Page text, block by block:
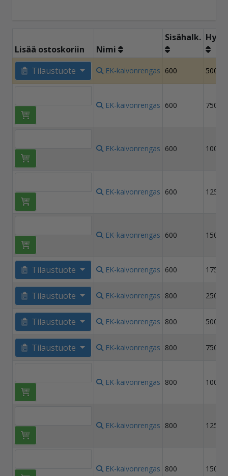
Lisää ostoskoriin Nimi
Sisähalk.
Tilaustuote EK-kaivonrengas 600 500
EK-kaivonrengas 600 750
EK-kaivonrengas 600 1000
EK-kaivonrengas 600 1250
EK-kaivonrengas 600 1500
Tilaustuote EK-kaivonrengas 600 1750
Tilaustuote EK-kaivonrengas 800 250
Tilaustuote EK-kaivonrengas 800 500
Tilaustuote EK-kaivonrengas 800 750
EK-kaivonrengas 800 1000
EK-kaivonrengas 800 1250
EK-kaivonrengas 800 1500